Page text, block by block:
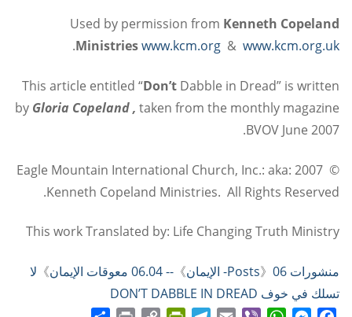
Used by permission from Kenneth Copeland
Ministrieswww.kcm.org & www.kcm.org.uk
.
This article entitled “Don’t Dabble in Dread” is written
by Gloria Copeland , taken from the monthly magazine
BVOV June 2007.
© 2007 Eagle Mountain International Church, Inc.: aka:
Kenneth Copeland Ministries. All Rights Reserved.
This work Translated by: Life Changing Truth Ministry
منشورات Posts 》 06- الإيمان 》 -- 06.04 معوقات الإيمان 》 لا
تسلك في خوف DON’T DABBLE IN DREAD